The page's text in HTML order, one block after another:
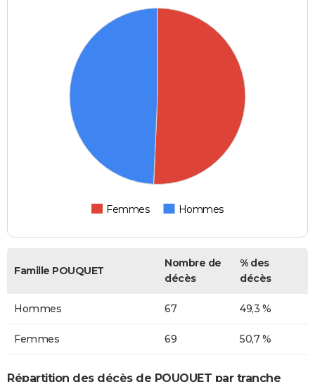
Femmes Hommes
Famille POUQUET
Nombre de
décès
% des
décès
Hommes 67 49,3 %
Femmes 69 50,7 %
Répartition des décès de POUQUET par tranche